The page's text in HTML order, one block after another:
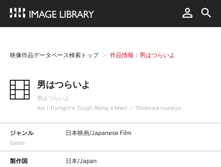
映像作品データベース検索トップ 作品情報：男はつらいよ
男はつらいよ
男はつらいよ
Am I Trying(It's Tough Being a Man) ／ Otokowa tsuraiyo
ジャンル
Genre
日本映画/Japanese Film
製作国 日本/Japan